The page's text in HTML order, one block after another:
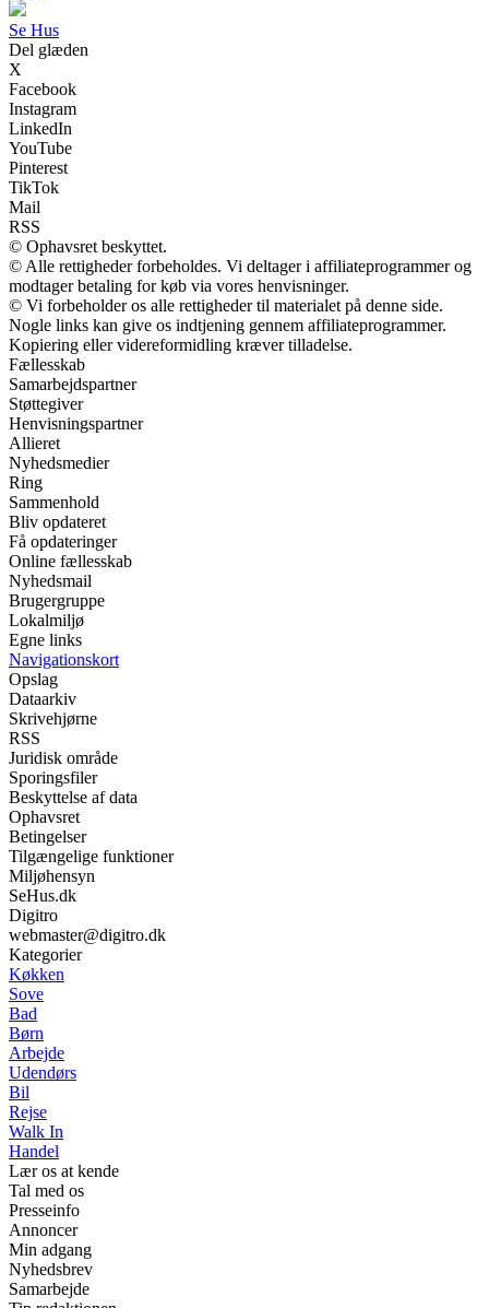
Se Hus
Del glæden
X
Facebook
Instagram
LinkedIn
YouTube
Pinterest
TikTok
Mail
RSS
© Ophavsret beskyttet.
© Alle rettigheder forbeholdes. Vi deltager i affiliateprogrammer og
modtager betaling for køb via vores henvisninger.
© Vi forbeholder os alle rettigheder til materialet på denne side.
Nogle links kan give os indtjening gennem affiliateprogrammer.
Kopiering eller videreformidling kræver tilladelse.
Fællesskab
Samarbejdspartner
Støttegiver
Henvisningspartner
Allieret
Nyhedsmedier
Ring
Sammenhold
Bliv opdateret
Få opdateringer
Online fællesskab
Nyhedsmail
Brugergruppe
Lokalmiljø
Egne links
Navigationskort
Opslag
Dataarkiv
Skrivehjørne
RSS
Juridisk område
Sporingsfiler
Beskyttelse af data
Ophavsret
Betingelser
Tilgængelige funktioner
Miljøhensyn
SeHus.dk
Digitro
webmaster@digitro.dk
Kategorier
Køkken
Sove
Bad
Børn
Arbejde
Udendørs
Bil
Rejse
Walk In
Handel
Lær os at kende
Tal med os
Presseinfo
Annoncer
Min adgang
Nyhedsbrev
Samarbejde